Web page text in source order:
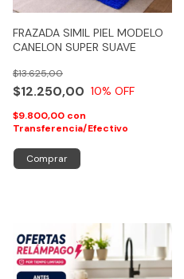
FRAZADA SIMIL PIEL MODELO
CANELON SUPER SUAVE
$12.250,00
$13.625,00
10% OFF
$9.800,00 con
Transferencia/Efectivo
Comprar